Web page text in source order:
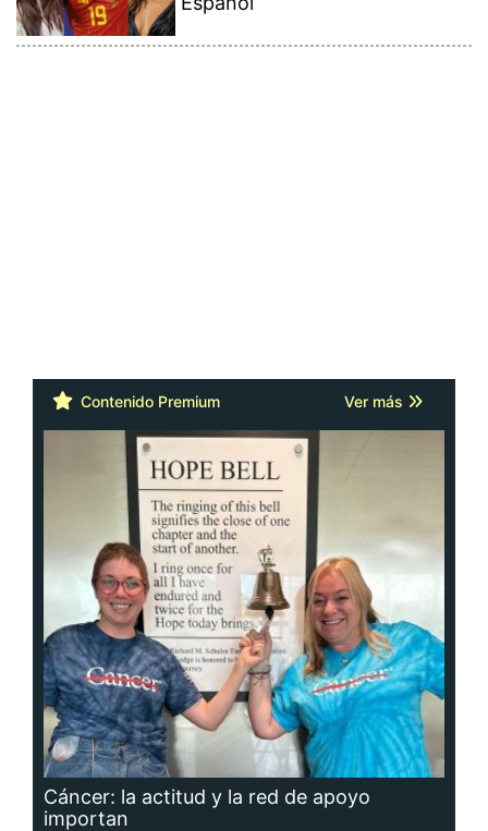
Contenido Premium Ver más
Cáncer: la actitud y la red de apoyo
importan